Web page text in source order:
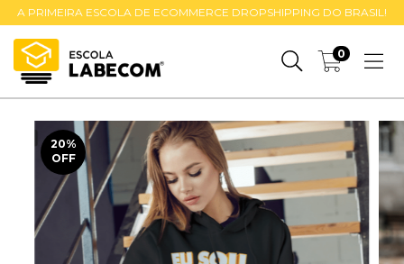
A PRIMEIRA ESCOLA DE ECOMMERCE DROPSHIPPING DO BRASIL!
0
20%
OFF